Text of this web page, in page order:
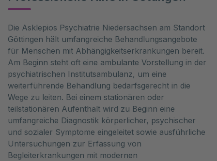
Die Asklepios Psychiatrie Niedersachsen am Standort
Göttingen hält umfangreiche Behandlungsangebote
für Menschen mit Abhängigkeitserkrankungen bereit.
Am Beginn steht oft eine ambulante Vorstellung in der
psychiatrischen Institutsambulanz, um eine
weiterführende Behandlung bedarfsgerecht in die
Wege zu leiten. Bei einem stationären oder
teilstationären Aufenthalt wird zu Beginn eine
umfangreiche Diagnostik körperlicher, psychischer
und sozialer Symptome eingeleitet sowie ausführliche
Untersuchungen zur Erfassung von
Begleiterkrankungen mit modernen